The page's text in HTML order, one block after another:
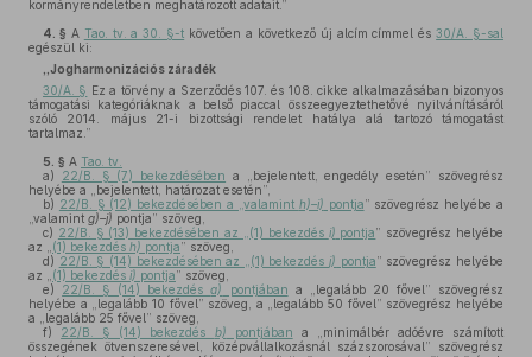
kormányrendeletben meghatározott adatait.”
4. § A Tao. tv. a 30. §-t követően a következő új alcím címmel és30/A. §-sal
egészül ki:
„Jogharmonizációs záradék
30/A. § Ez a törvény a Szerződés 107. és 108. cikke alkalmazásában bizonyos
támogatási kategóriáknak a belső piaccal összeegyeztethetővé nyilvánításáról
szóló 2014. május 21-i bizottsági rendelet hatálya alá tartozó támogatást
tartalmaz.”
5. § A Tao. tv.
a)
22/B. § (7) bekezdésében a „bejelentett, engedély esetén” szövegrész
helyébe a „bejelentett, határozat esetén”,
b) 22/B. § (12) bekezdésében a „valamint h)–i) pontja” szövegrész helyébe a
„valamint g)–j) pontja” szöveg,
c) 22/B. § (13) bekezdésében az „(1) bekezdés i) pontja” szövegrész helyébe
az „ (1) bekezdés h) pontja” szöveg,
d) 22/B. § (14) bekezdésében az „(1) bekezdésj) pontja” szövegrész helyébe
az „ (1) bekezdés i) pontja” szöveg,
e)
22/B. § (14) bekezdésa) pontjában a „legalább 20 fővel” szövegrész
helyébe a „legalább 10 fővel” szöveg, a „legalább 50 fővel” szövegrész helyébe
a „legalább 25 fővel” szöveg,
f)
22/B. § (14) bekezdés b) pontjában a „minimálbér adóévre számított
összegének ötvenszeresével, középvállalkozásnál százszorosával” szövegrész